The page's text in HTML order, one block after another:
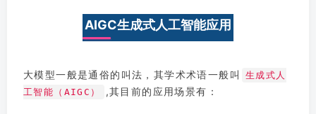
AIGC生成式人工智能应用
大模型一般是通俗的叫法，其学术术语一般叫
生成式人
工智能（AIGC）
,其目前的应用场景有：